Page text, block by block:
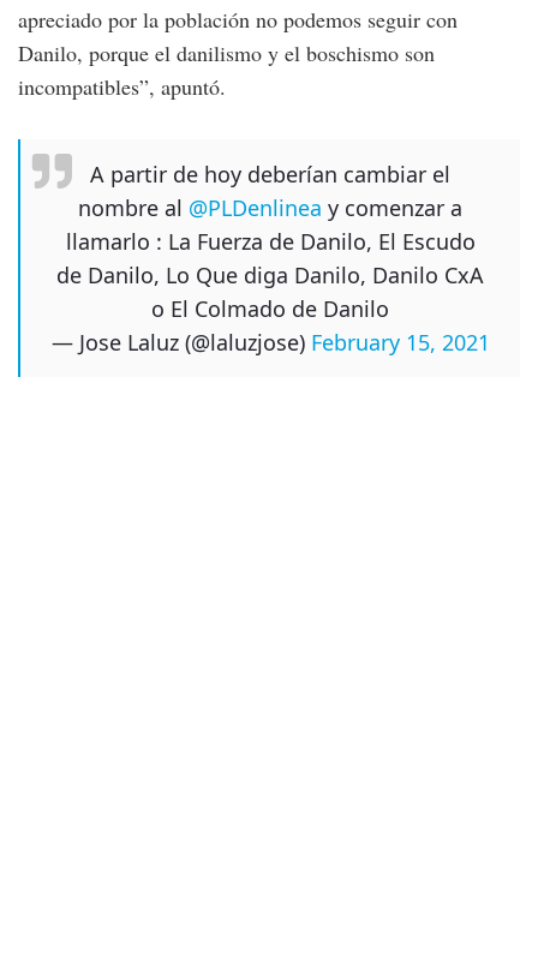
apreciado por la población no podemos seguir con
Danilo, porque el danilismo y el boschismo son
incompatibles”, apuntó.
A partir de hoy deberían cambiar el
nombre al @PLDenlinea y comenzar a
llamarlo : La Fuerza de Danilo, El Escudo
de Danilo, Lo Que diga Danilo, Danilo CxA
o El Colmado de Danilo
— Jose Laluz (@laluzjose) February 15, 2021